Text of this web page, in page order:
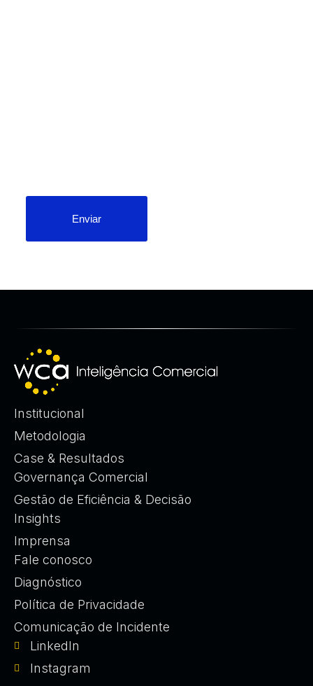
Enviar
Institucional
Metodologia
Case & Resultados
Governança Comercial
Gestão de Eficiência & Decisão
Insights
Imprensa
Fale conosco
Diagnóstico
Política de Privacidade
Comunicação de Incidente
LinkedIn
Instagram